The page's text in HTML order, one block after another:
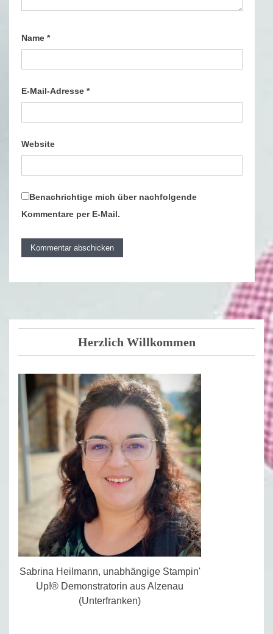
Name *
E-Mail-Adresse *
Website
Benachrichtige mich über nachfolgende
Kommentare per E-Mail.
Herzlich Willkommen
Sabrina Heilmann, unabhängige Stampin'
Up!® Demonstratorin aus Alzenau
(Unterfranken)